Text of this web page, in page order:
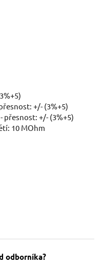
+/- (3%+5)
přesnost: +/- (3%+5)
10 MOhm
odborníka?